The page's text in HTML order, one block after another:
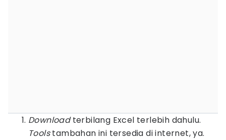
Downloadterbilang Excel terlebih dahulu.
Toolstambahan ini tersedia di internet, ya.